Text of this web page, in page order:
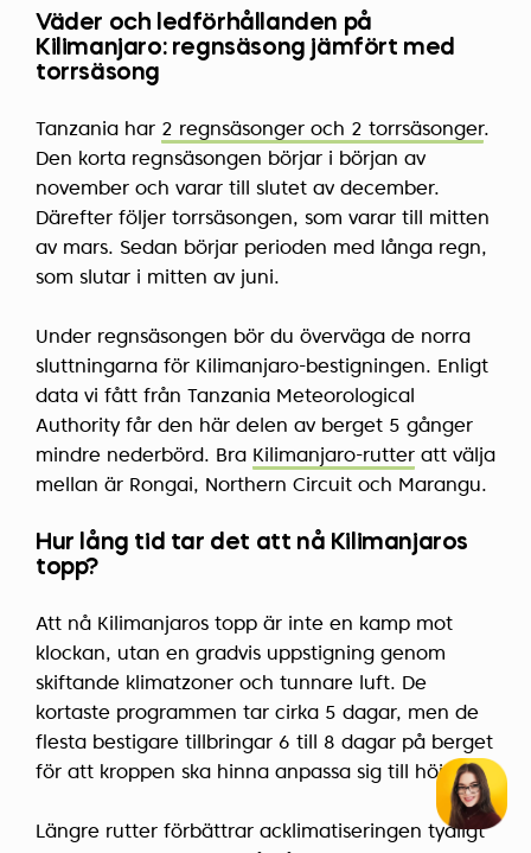
Väder och ledförhållanden på
Kilimanjaro: regnsäsong jämfört med
torrsäsong
Tanzania har 2 regnsäsonger och 2 torrsäsonger.
Den korta regnsäsongen börjar i början av
november och varar till slutet av december.
Därefter följer torrsäsongen, som varar till mitten
av mars. Sedan börjar perioden med långa regn,
som slutar i mitten av juni.
Under regnsäsongen bör du överväga de norra
sluttningarna för Kilimanjaro-bestigningen. Enligt
data vi fått från Tanzania Meteorological
Authority får den här delen av berget 5 gånger
mindre nederbörd. Bra Kilimanjaro-rutter att välja
mellan är Rongai, Northern Circuit och Marangu.
Hur lång tid tar det att nå Kilimanjaros
topp?
Att nå Kilimanjaros topp är inte en kamp mot
klockan, utan en gradvis uppstigning genom
skiftande klimatzoner och tunnare luft. De
kortaste programmen tar cirka 5 dagar, men de
flesta bestigare tillbringar 6 till 8 dagar på berget
för att kroppen ska hinna anpassa sig till höjden.
Längre rutter förbättrar acklimatiseringen tydligt